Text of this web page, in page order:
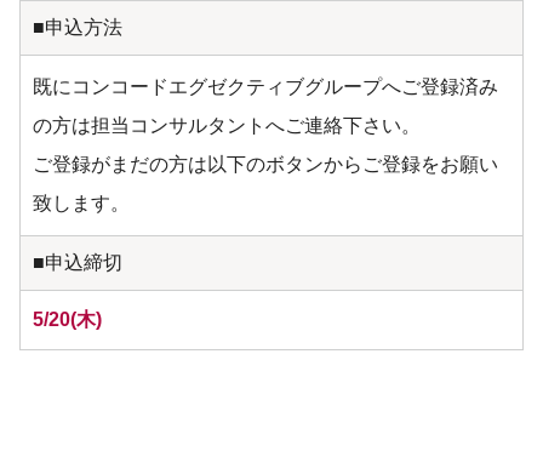
■申込方法
既にコンコードエグゼクティブグループへご登録済み
の方は担当コンサルタントへご連絡下さい。
ご登録がまだの方は以下のボタンからご登録をお願い
致します。
■申込締切
5/20(木)